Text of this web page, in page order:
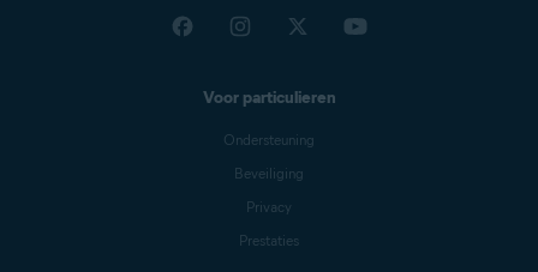
Voor particulieren
Ondersteuning
Beveiliging
Privacy
Prestaties